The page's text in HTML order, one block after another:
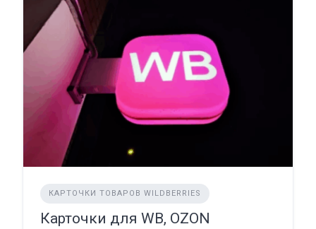
КАРТОЧКИ ТОВАРОВ WILDBERRIES
Карточки для WB, OZON